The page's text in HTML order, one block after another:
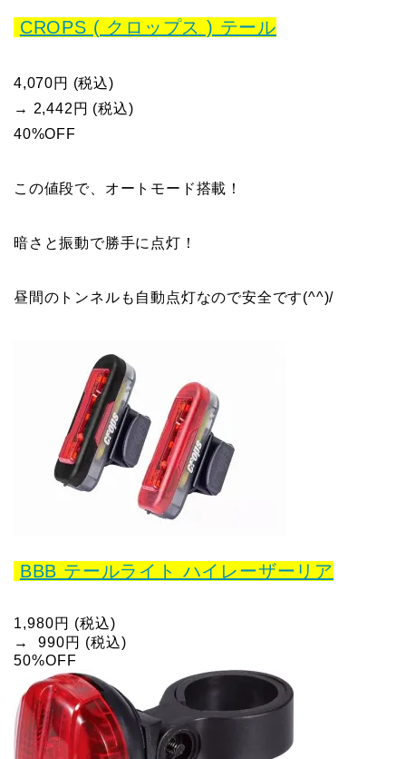
CROPS ( クロップス ) テール
4,070円 (税込)
→ 2,442円 (税込)
40%OFF
この値段で、オートモード搭載！
暗さと振動で勝手に点灯！
昼間のトンネルも自動点灯なので安全です(^^)/
BBB テールライト ハイレーザーリア
1,980円 (税込)
→ 990円 (税込)
50%OFF